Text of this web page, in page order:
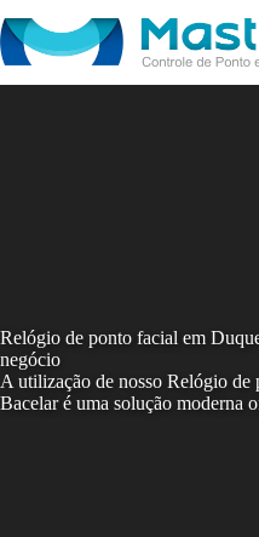
to
content
Relógio de ponto facial em
negócio
A utilização de nosso Relógio
Bacelar é uma solução moderna